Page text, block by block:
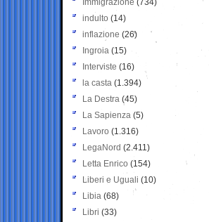
Immigrazione (734)
indulto (14)
inflazione (26)
Ingroia (15)
Interviste (16)
la casta (1.394)
La Destra (45)
La Sapienza (5)
Lavoro (1.316)
LegaNord (2.411)
Letta Enrico (154)
Liberi e Uguali (10)
Libia (68)
Libri (33)